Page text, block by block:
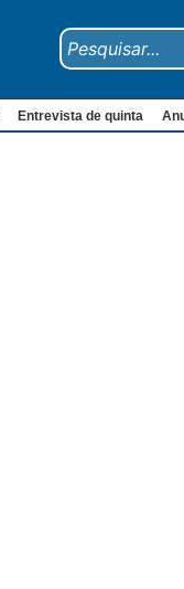
Entrevista de quinta